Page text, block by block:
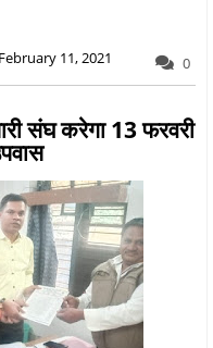
11, 2021 0
संघ करेगा 13 फरवरी